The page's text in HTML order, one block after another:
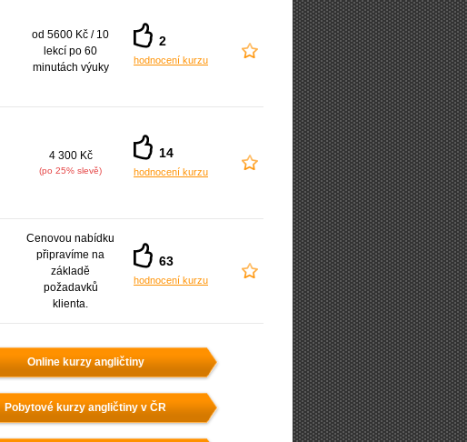
od 5600 Kč / 10
lekcí po 60
minutách výuky
2
hodnocení kurzu
4 300 Kč
(po 25% slevě)
14
hodnocení kurzu
Cenovou nabídku
připravíme na
základě
požadavků
klienta.
63
hodnocení kurzu
Online kurzy angličtiny
Pobytové kurzy angličtiny v ČR